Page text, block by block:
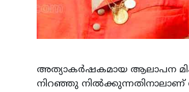
അത്യാകർഷകമായ ആലാപന
നിറഞ്ഞു